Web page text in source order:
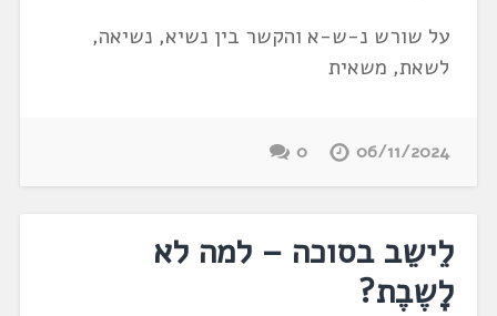
על שורש נ-ש-א והקשר בין נשיא, נשיאה,
לשאת, משאית
06/11/2024
0
לֵישֵב בסוכה – למה לא
לָשֶבֶת?